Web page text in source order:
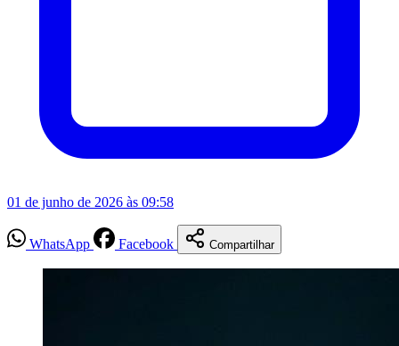
01 de junho de 2026 às 09:58
WhatsApp Facebook Compartilhar